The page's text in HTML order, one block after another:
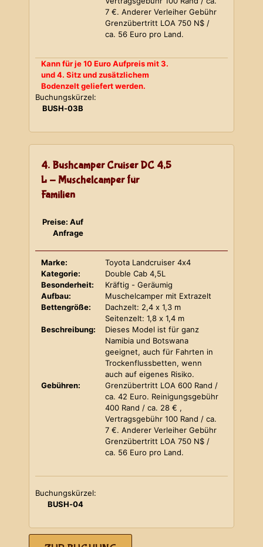
7 €. Anderer Verleiher Gebühr
Grenzübertritt LOA 750 N$ /
ca. 56 Euro pro Land.
Kann für je 10 Euro Aufpreis mit 3.
und 4. Sitz und zusätzlichem
Bodenzelt geliefert werden.
Buchungskürzel:
BUSH-03B
4. Bushcamper Cruiser DC 4,5
L - Muschelcamper für
Familien
Preise: Auf
Anfrage
Marke:
Toyota Landcruiser 4x4
Kategorie:
Double Cab 4,5L
Besonderheit:
Kräftig - Geräumig
Aufbau:
Muschelcamper mit Extrazelt
Bettengröße:
Dachzelt: 2,4 x 1,3 m
Seitenzelt: 1,8 x 1,4 m
Beschreibung:
Dieses Model ist für ganz
Namibia und Botswana
geeignet, auch für Fahrten in
Trockenflussbetten, wenn
auch auf eigenes Risiko.
Gebühren:
Grenzübertritt LOA 600 Rand /
ca. 42 Euro. Reinigungsgebühr
400 Rand / ca. 28 € ,
Vertragsgebühr 100 Rand / ca.
7 €. Anderer Verleiher Gebühr
Grenzübertritt LOA 750 N$ /
ca. 56 Euro pro Land.
Buchungskürzel:
BUSH-04